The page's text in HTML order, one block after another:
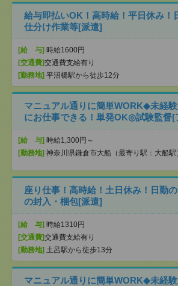
給与即払いOK！高時給！平日休み！
仕分け作業等[派遣]
[給 与] 時給1600円
[交通費]交通費支給有り
[勤務地] 平沼橋駅から徒歩12分
マニュアル通りに簡単WORK◆未経
にお仕事できる！単発OK◎試験監督[
[給 与] 時給1,300円～
[勤務地] 神奈川県鎌倉市大船（最寄り駅：大船駅
座り仕事！高時給！土日休み！日勤
の封入・梱包[派遣]
[給 与] 時給1310円
[交通費]交通費支給有り
[勤務地] 土呂駅から徒歩13分
マニュアル通りに簡単WORK◆未経